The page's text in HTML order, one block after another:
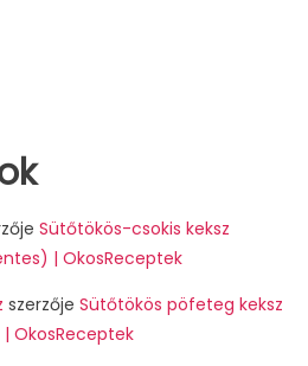
Sütőtökös-csokis keksz
| OkosReceptek
szerzője Sütőtökös pöfeteg keksz
OkosReceptek